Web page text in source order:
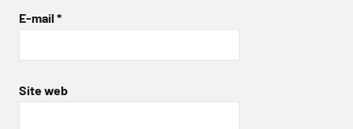
E-mail *
Site web